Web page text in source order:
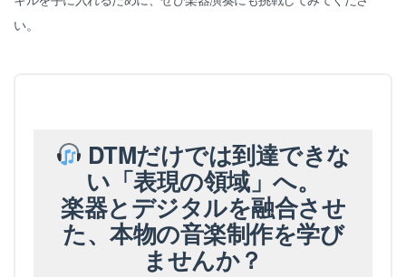
い。
DTMだけでは到達できな
い「表現の領域」へ。
楽器とデジタルを融合させ
た、本物の音楽制作を学び
ませんか？